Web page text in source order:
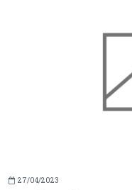
27/04/2023